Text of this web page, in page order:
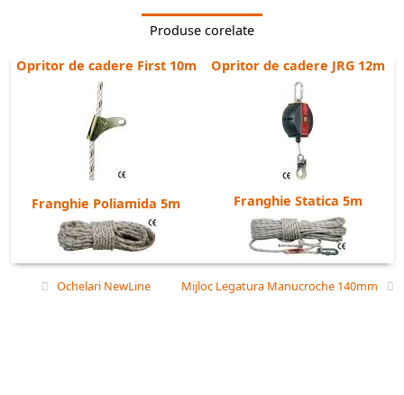
Produse corelate
Opritor de cadere First 10m Opritor de cadere JRG 12m
Franghie Poliamida 5m Franghie Statica 5m
Ochelari NewLine Mijloc Legatura Manucroche 140mm